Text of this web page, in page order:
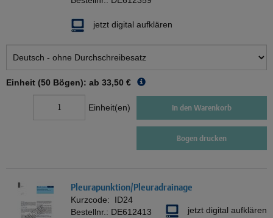
jetzt digital aufklären
Einheit (50 Bögen): ab 33,50 €
Einheit(en) In den Warenkorb
Bogen drucken
Pleurapunktion/Pleuradrainage
Kurzcode: ID24
Bestellnr.: DE612413 jetzt digital aufklären